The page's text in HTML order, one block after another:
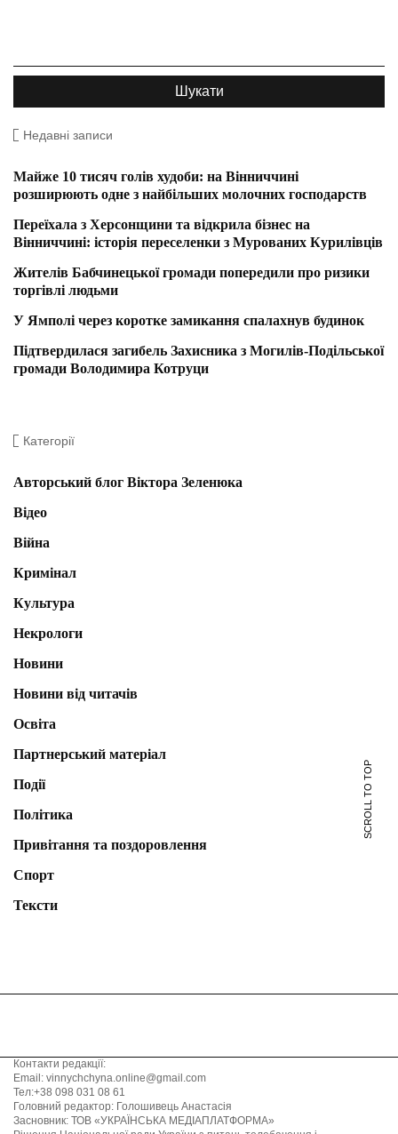
Недавні записи
Майже 10 тисяч голів худоби: на Вінниччині
розширюють одне з найбільших молочних господарств
Переїхала з Херсонщини та відкрила бізнес на
Вінниччині: історія переселенки з Мурованих Курилівців
Жителів Бабчинецької громади попередили про ризики
торгівлі людьми
У Ямполі через коротке замикання спалахнув будинок
Підтвердилася загибель Захисника з Могилів-Подільської
громади Володимира Котруци
Категорії
Авторський блог Віктора Зеленюка
Відео
Війна
Кримінал
Культура
Некрологи
Новини
Новини від читачів
Освіта
Партнерський матеріал
Події
Політика
Привітання та поздоровлення
Спорт
Тексти
SCROLL TO TOP
Контакти редакції:
Email: vinnychchyna.online@gmail.com
Тел:+38 098 031 08 61
Головний редактор: Голошивець Анастасія
Засновник: ТОВ «УКРАЇНСЬКА МЕДІАПЛАТФОРМА»